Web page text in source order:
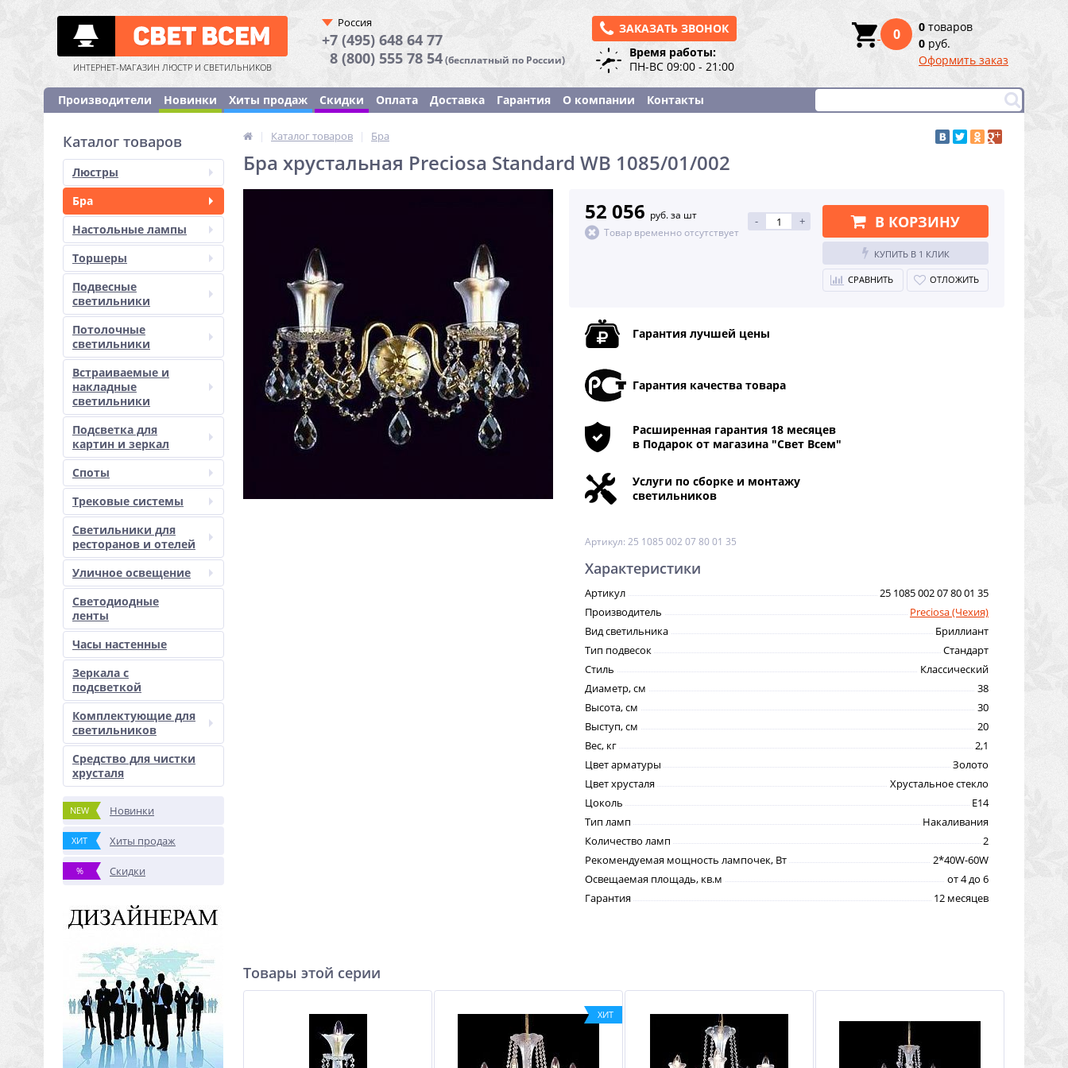
ИНТЕРНЕТ-МАГАЗИН ЛЮСТР И СВЕТИЛЬНИКОВ
Россия
+7 (495) 648 64 77
8 (800) 555 78 54(бесплатный по России)
ЗАКАЗАТЬ ЗВОНОК
Время работы:
ПН-ВС 09:00 - 21:00
0 0 товаров
0 руб.
Оформить заказ
Производители Новинки Хиты продаж Скидки Оплата Доставка Гарантия О компании Контакты
Каталог товаров
Люстры
Бра
Настольные лампы
Торшеры
Подвесные
светильники
Потолочные
светильники
Встраиваемые и
накладные
светильники
Подсветка для
картин и зеркал
Споты
Трековые системы
Светильники для
ресторанов и отелей
Уличное освещение
Светодиодные
ленты
Часы настенные
Зеркала с
подсветкой
Комплектующие для
светильников
Средство для чистки
хрусталя
NEW Новинки
ХИТ Хиты продаж
% Скидки
| Каталог товаров | Бра
Бра хрустальная Preciosa Standard WB 1085/01/002
52 056 руб. за шт
Товар временно отсутствует
- + В КОРЗИНУ
КУПИТЬ В 1 КЛИК
СРАВНИТЬ ОТЛОЖИТЬ
Гарантия лучшей цены
Гарантия качества товара
Расширенная гарантия 18 месяцев
в Подарок от магазина "Свет Всем"
Услуги по сборке и монтажу
светильников
Артикул: 25 1085 002 07 80 01 35
Характеристики
Артикул
25 1085 002 07 80 01 35
Производитель
Preciosa (Чехия)
Вид светильника
Бриллиант
Тип подвесок
Стандарт
Стиль
Классический
Диаметр, см
38
Высота, см
30
Выступ, см
20
Вес, кг
2,1
Цвет арматуры
Золото
Цвет хрусталя
Хрустальное стекло
Цоколь
E14
Тип ламп
Накаливания
Количество ламп
2
Рекомендуемая мощность лампочек, Вт
2*40W-60W
Освещаемая площадь, кв.м
от 4 до 6
Гарантия
12 месяцев
Товары этой серии
ХИТ